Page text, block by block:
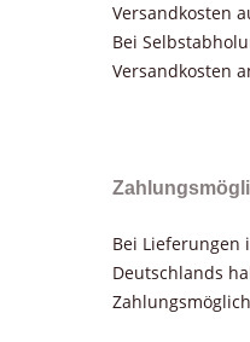
Versandkosten
Bei
Versandkosten
Bei Lieferungen
Deutschlands